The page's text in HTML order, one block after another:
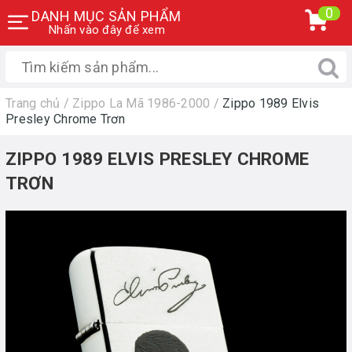
DANH MỤC SẢN PHẨM
Nhấn vào đây để xem
0
Trang chủ / Zippo La Mã 1986-2000 / Zippo 1989 Elvis
Presley Chrome Trơn
ZIPPO 1989 ELVIS PRESLEY CHROME
TRƠN